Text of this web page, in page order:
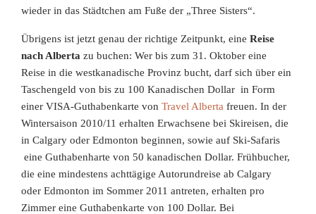
wieder in das Städtchen am Fuße der „Three Sisters“.
Übrigens ist jetzt genau der richtige Zeitpunkt, eineReise
nach Alberta zu buchen: Wer bis zum 31. Oktober eine
Reise in die westkanadische Provinz bucht, darf sich über ein
Taschengeld von bis zu 100 Kanadischen Dollar in Form
einer VISA-Guthabenkarte vonTravel Alberta freuen. In der
Wintersaison 2010/11 erhalten Erwachsene bei Skireisen, die
in Calgary oder Edmonton beginnen, sowie auf Ski-Safaris
eine Guthabenharte von 50 kanadischen Dollar. Frühbucher,
die eine mindestens achttägige Autorundreise ab Calgary
oder Edmonton im Sommer 2011 antreten, erhalten pro
Zimmer eine Guthabenkarte von 100 Dollar. Bei